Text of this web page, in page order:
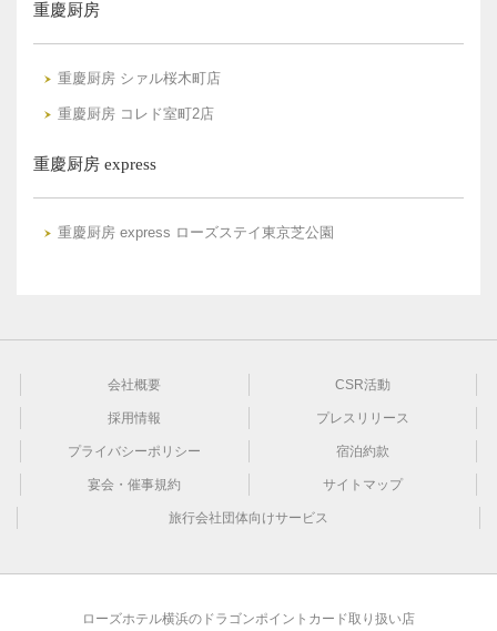
重慶厨房
重慶厨房 シァル桜木町店
重慶厨房 コレド室町2店
重慶厨房 express
重慶厨房 express ローズステイ東京芝公園
会社概要 CSR活動
採用情報 プレスリリース
プライバシーポリシー 宿泊約款
宴会・催事規約 サイトマップ
旅行会社団体向けサービス
ローズホテル横浜のドラゴンポイントカード取り扱い店